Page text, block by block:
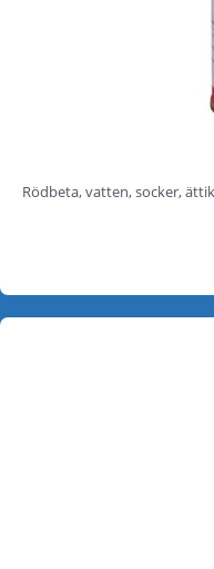
Rödbeta, vatten, socker,